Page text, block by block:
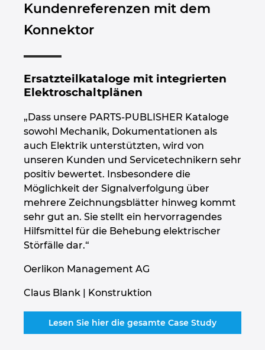
Kundenreferenzen mit dem
Konnektor
Ersatzteilkataloge mit integrierten
Elektroschaltplänen
„Dass unsere PARTS-PUBLISHER Kataloge
sowohl Mechanik, Dokumentationen als
auch Elektrik unterstützten, wird von
unseren Kunden und Servicetechnikern sehr
positiv bewertet. Insbesondere die
Möglichkeit der Signalverfolgung über
mehrere Zeichnungsblätter hinweg kommt
sehr gut an. Sie stellt ein hervorragendes
Hilfsmittel für die Behebung elektrischer
Störfälle dar.“
Oerlikon Management AG
Claus Blank | Konstruktion
Lesen Sie hier die gesamte Case Study